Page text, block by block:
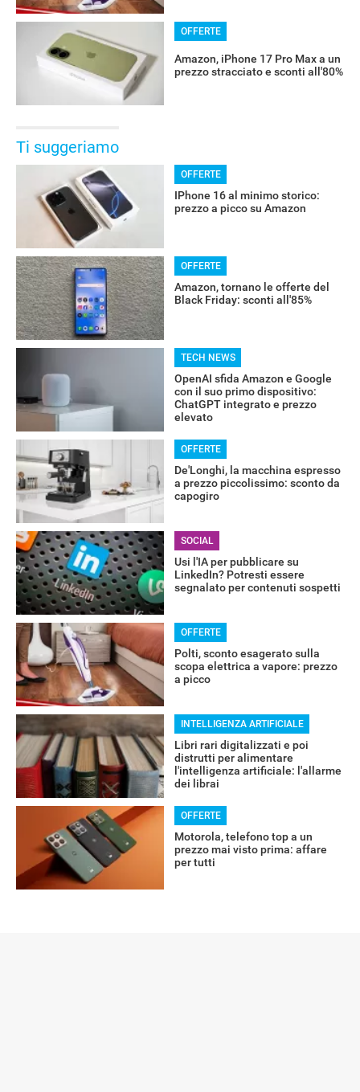
RECENSIONI
OFFERTE
Amazon, iPhone 17 Pro Max a un
prezzo stracciato e sconti all'80%
Ti suggeriamo
OFFERTE
IPhone 16 al minimo storico:
prezzo a picco su Amazon
OFFERTE
Amazon, tornano le offerte del
Black Friday: sconti all'85%
TECH NEWS
OpenAI sfida Amazon e Google
con il suo primo dispositivo:
ChatGPT integrato e prezzo
elevato
OFFERTE
De'Longhi, la macchina espresso
a prezzo piccolissimo: sconto da
capogiro
SOCIAL
Usi l'IA per pubblicare su
LinkedIn? Potresti essere
segnalato per contenuti sospetti
OFFERTE
Polti, sconto esagerato sulla
scopa elettrica a vapore: prezzo
a picco
INTELLIGENZA ARTIFICIALE
Libri rari digitalizzati e poi
distrutti per alimentare
l'intelligenza artificiale: l'allarme
dei librai
OFFERTE
Motorola, telefono top a un
prezzo mai visto prima: affare
per tutti